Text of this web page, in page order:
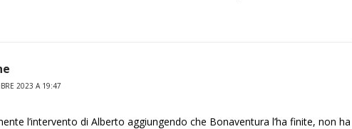
2023 A 19:47
l’intervento di Alberto aggiungendo che Bonaventura l’ha finite, non ha